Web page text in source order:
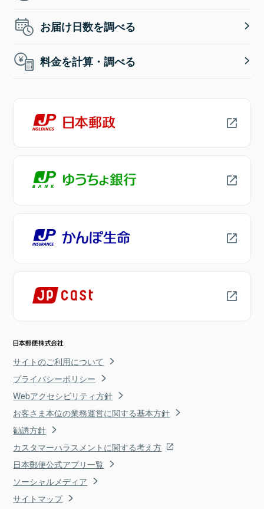
お届け日数を調べる
料金を計算・調べる
サイトのご利用について
プライバシーポリシー
Webアクセシビリティ方針
お客さま本位の業務運営に関する基本方針
勧誘方針
カスタマーハラスメントに関する考え方
日本郵便公式アプリ一覧
ソーシャルメディア
サイトマップ